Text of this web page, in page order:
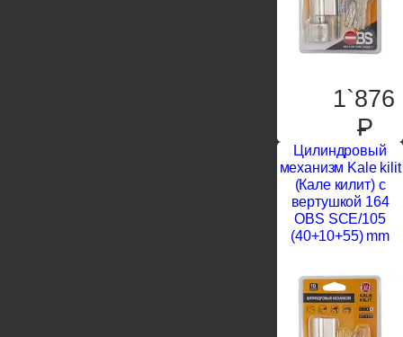
1`876
P
Цилиндровый
механизм Kale kilit
(Кале килит) с
вертушкой 164
OBS SCE/105
(40+10+55) mm